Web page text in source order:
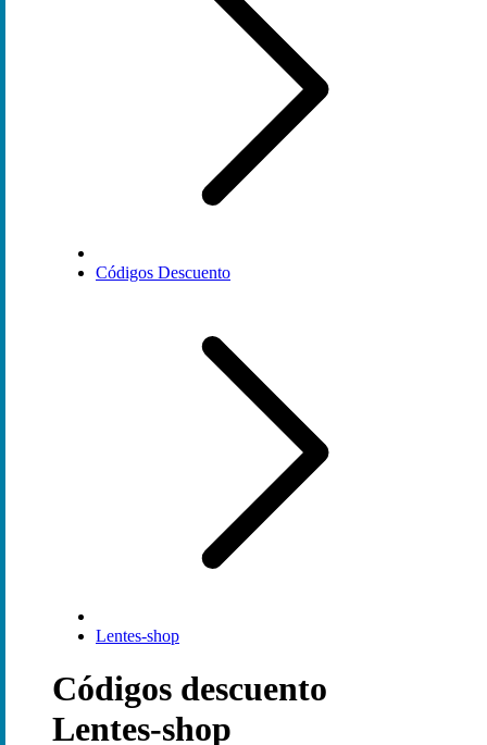
Códigos Descuento
Lentes-shop
Códigos descuento
Lentes-shop